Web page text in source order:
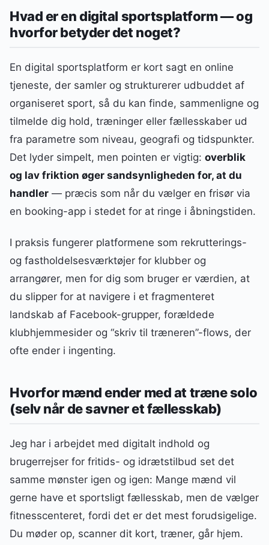
Hvad er en digital sportsplatform — og
hvorfor betyder det noget?
En digital sportsplatform er kort sagt en online
tjeneste, der samler og strukturerer udbuddet af
organiseret sport, så du kan finde, sammenligne og
tilmelde dig hold, træninger eller fællesskaber ud
fra parametre som niveau, geografi og tidspunkter.
Det lyder simpelt, men pointen er vigtig: overblik
og lav friktion øger sandsynligheden for, at du
handler — præcis som når du vælger en frisør via
en booking-app i stedet for at ringe i åbningstiden.
I praksis fungerer platformene som rekrutterings-
og fastholdelsesværktøjer for klubber og
arrangører, men for dig som bruger er værdien, at
du slipper for at navigere i et fragmenteret
landskab af Facebook-grupper, forældede
klubhjemmesider og “skriv til træneren”-flows, der
ofte ender i ingenting.
Hvorfor mænd ender med at træne solo
(selv når de savner et fællesskab)
Jeg har i arbejdet med digitalt indhold og
brugerrejser for fritids- og idrætstilbud set det
samme mønster igen og igen: Mange mænd vil
gerne have et sportsligt fællesskab, men de vælger
fitnesscenteret, fordi det er det mest forudsigelige.
Du møder op, scanner dit kort, træner, går hjem.